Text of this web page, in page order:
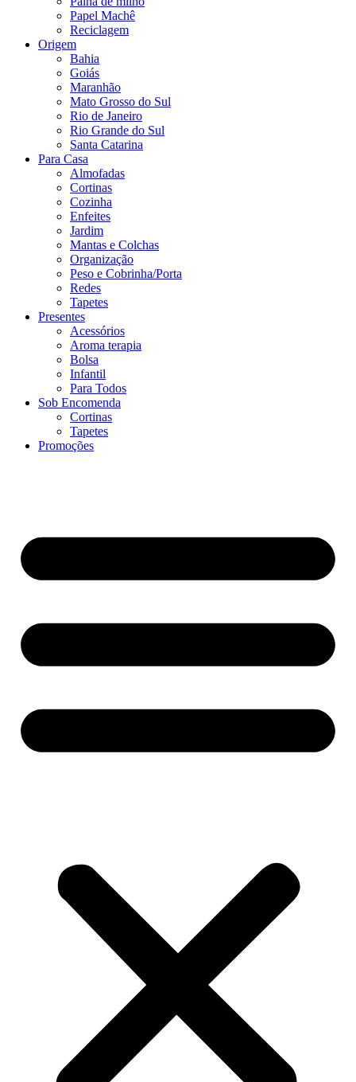
Papel Machê
Reciclagem
Origem
Bahia
Goiás
Maranhão
Mato Grosso do Sul
Rio de Janeiro
Rio Grande do Sul
Santa Catarina
Para Casa
Almofadas
Cortinas
Cozinha
Enfeites
Jardim
Mantas e Colchas
Organização
Peso e Cobrinha/Porta
Redes
Tapetes
Presentes
Acessórios
Aroma terapia
Bolsa
Infantil
Para Todos
Sob Encomenda
Cortinas
Tapetes
Promoções